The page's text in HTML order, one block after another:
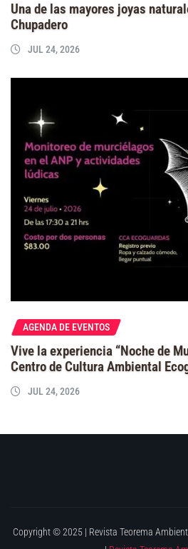
Una de las mayores joyas
Chupadero
JUL 24, 2026
AGENDA DE EVENTOS
Vive la experiencia “Noche de
Centro de Cultura Ambiental
JUL 24, 2026
Copyright © 2025 | Revista Teorema